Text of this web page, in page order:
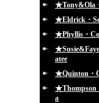
★Tony&Ola
★Eldrick・
★Phyllis・
atee
★Quinton・
★Thompson
a